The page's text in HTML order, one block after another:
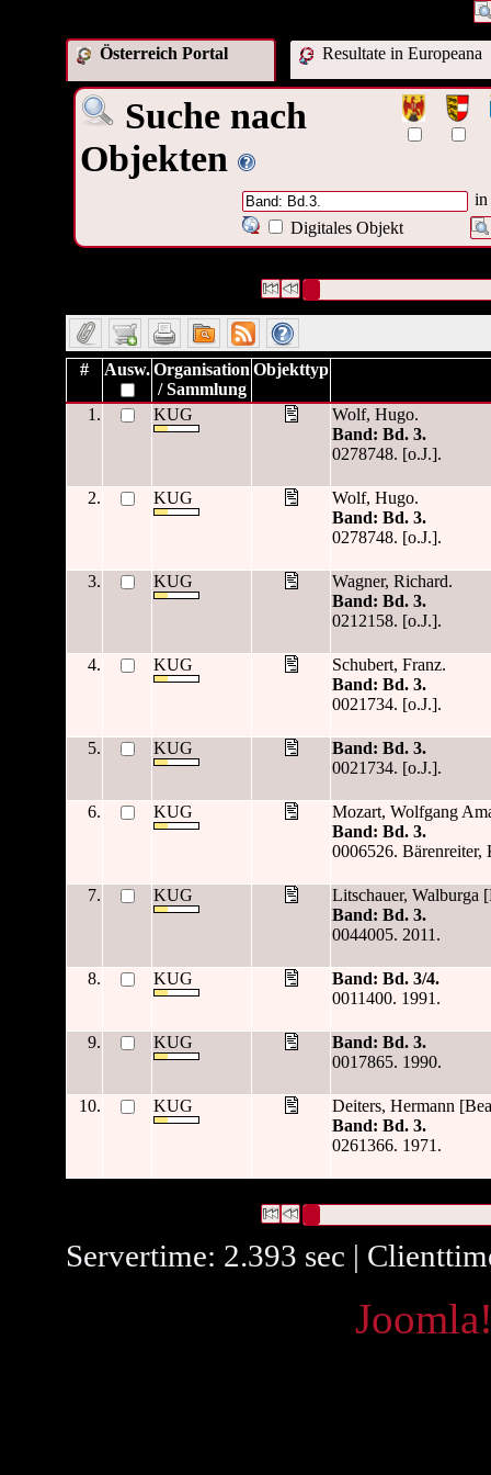
Österreich Portal Resultate in Europeana
Suche nach
Objekten
in
Digitales Objekt
# Ausw.Organisation
/ Sammlung
Objekttyp
1. KUG
Wolf, Hugo.
Band: Bd. 3.
0278748. [o.J.].
2. KUG
Wolf, Hugo.
Band: Bd. 3.
0278748. [o.J.].
3. KUG
Wagner, Richard.
Band: Bd. 3.
0212158. [o.J.].
4. KUG
Schubert, Franz.
Band: Bd. 3.
0021734. [o.J.].
5. KUG
Band: Bd. 3.
0021734. [o.J.].
6. KUG
Mozart, Wolfgang
Band: Bd. 3.
0006526. Bärenreiter,
7. KUG
Litschauer, Walburga
Band: Bd. 3.
0044005. 2011.
8. KUG
Band: Bd. 3/4.
0011400. 1991.
9. KUG
Band: Bd. 3.
0017865. 1990.
10. KUG
Deiters, Hermann
Band: Bd. 3.
0261366. 1971.
Servertime: 2.393 sec |